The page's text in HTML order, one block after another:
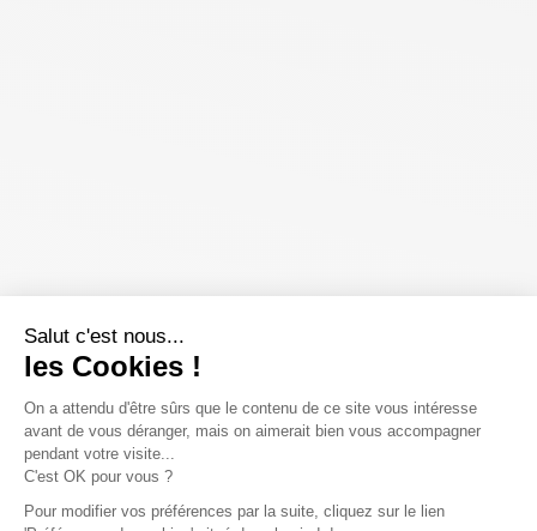
Salut c'est nous...
les Cookies !
On a attendu d'être sûrs que le contenu de ce site vous intéresse
avant de vous déranger, mais on aimerait bien vous accompagner
pendant votre visite...
C'est OK pour vous ?
Pour modifier vos préférences par la suite, cliquez sur le lien